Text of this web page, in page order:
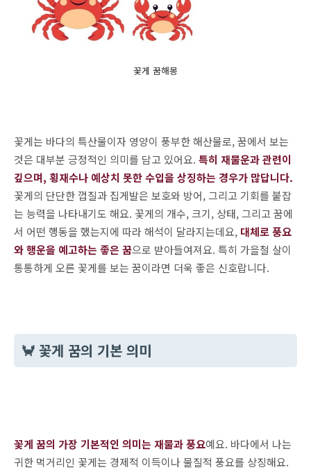
꽃게 꿈해몽
꽃게는 바다의 특산물이자 영양이 풍부한 해산물로, 꿈에서 보는
것은 대부분 긍정적인 의미를 담고 있어요. 특히 재물운과 관련이
깊으며, 횡재수나 예상치 못한 수입을 상징하는 경우가 많답니다.
꽃게의 단단한 껍질과 집게발은 보호와 방어, 그리고 기회를 붙잡
는 능력을 나타내기도 해요. 꽃게의 개수, 크기, 상태, 그리고 꿈에
서 어떤 행동을 했는지에 따라 해석이 달라지는데요, 대체로 풍요
와 행운을 예고하는 좋은 꿈으로 받아들여져요. 특히 가을철 살이
통통하게 오른 꽃게를 보는 꿈이라면 더욱 좋은 신호랍니다.
🦀 꽃게 꿈의 기본 의미
꽃게 꿈의 가장 기본적인 의미는 재물과 풍요예요. 바다에서 나는
귀한 먹거리인 꽃게는 경제적 이득이나 물질적 풍요를 상징해요.